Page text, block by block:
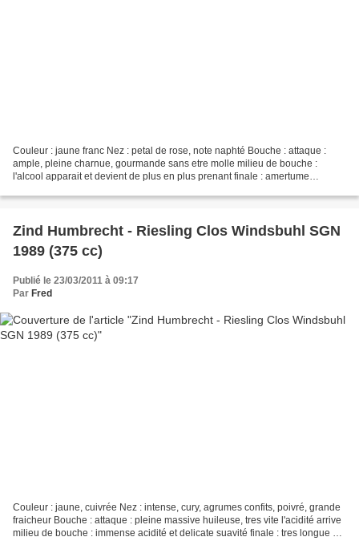
Couleur : jaune franc Nez : petal de rose, note naphté Bouche : attaque :
ample, pleine charnue, gourmande sans etre molle milieu de bouche :
l'alcool apparait et devient de plus en plus prenant finale : amertume
Zind Humbrecht - Riesling Clos Windsbuhl SGN
1989 (375 cc)
Publié le 23/03/2011 à 09:17
Par Fred
Couleur : jaune, cuivrée Nez : intense, cury, agrumes confits, poivré, grande
fraicheur Bouche : attaque : pleine massive huileuse, tres vite l'acidité arrive
milieu de bouche : immense acidité et delicate suavité finale : tres longue sur